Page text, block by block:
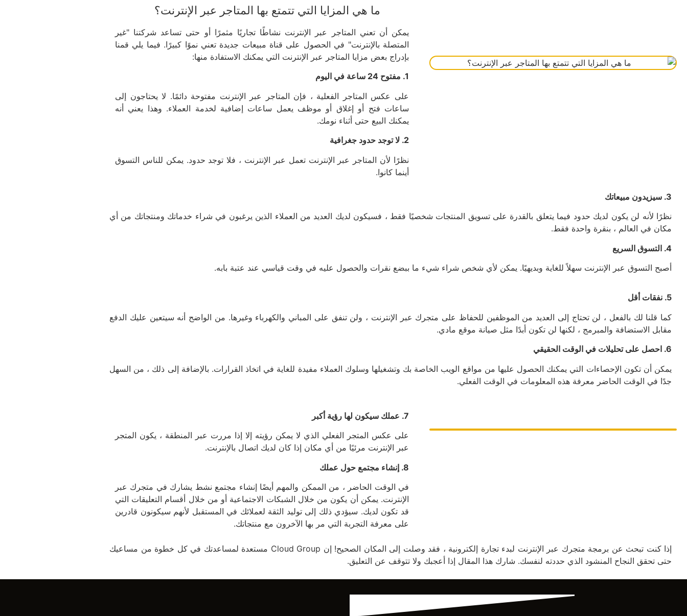
ما هي المزايا التي تتمتع بها المتاجر عبر الإنترنت؟
يمكن أن تعني المتاجر عبر الإنترنت نشاطًا تجاريًا مثمرًا أو حتى تساعد شركتنا "غير
المتصلة بالإنترنت" في الحصول على قناة مبيعات جديدة تعني نموًا كبيرًا. فيما يلي قمنا
بإدراج بعض مزايا المتاجر عبر الإنترنت التي يمكنك الاستفادة منها:
1. مفتوح 24 ساعة في اليوم
على عكس المتاجر الفعلية ، فإن المتاجر عبر الإنترنت مفتوحة دائمًا. لا يحتاجون إلى
ساعات فتح أو إغلاق أو موظف يعمل ساعات إضافية لخدمة العملاء. وهذا يعني أنه
يمكنك البيع حتى أثناء نومك.
2. لا توجد حدود جغرافية
نظرًا لأن المتاجر عبر الإنترنت تعمل عبر الإنترنت ، فلا توجد حدود. يمكن للناس التسوق
أينما كانوا.
3. سيزيدون مبيعاتك
نظرًا لأنه لن يكون لديك حدود فيما يتعلق بالقدرة على تسويق المنتجات شخصيًا فقط ، فسيكون لديك العديد من العملاء الذين يرغبون في شراء خدماتك ومنتجاتك من أي
مكان في العالم ، بنقرة واحدة فقط.
4. التسوق السريع
أصبح التسوق عبر الإنترنت سهلاً للغاية وبديهيًا. يمكن لأي شخص شراء شيء ما ببضع نقرات والحصول عليه في وقت قياسي عند عتبة بابه.
5. نفقات أقل
كما قلنا لك بالفعل ، لن تحتاج إلى العديد من الموظفين للحفاظ على متجرك عبر الإنترنت ، ولن تنفق على المباني والكهرباء وغيرها. من الواضح أنه سيتعين عليك الدفع
مقابل الاستضافة والمبرمج ، لكنها لن تكون أبدًا مثل صيانة موقع مادي.
6. احصل على تحليلات في الوقت الحقيقي
يمكن أن تكون الإحصاءات التي يمكنك الحصول عليها من مواقع الويب الخاصة بك وتشغيلها وسلوك العملاء مفيدة للغاية في اتخاذ القرارات. بالإضافة إلى ذلك ، من السهل
جدًا في الوقت الحاضر معرفة هذه المعلومات في الوقت الفعلي.
7. عملك سيكون لها رؤية أكبر
على عكس المتجر الفعلي الذي لا يمكن رؤيته إلا إذا مررت عبر المنطقة ، يكون المتجر
عبر الإنترنت مرئيًا من أي مكان إذا كان لديك اتصال بالإنترنت.
8. إنشاء مجتمع حول عملك
في الوقت الحاضر ، من الممكن والمهم أيضًا إنشاء مجتمع نشط يشارك في متجرك عبر
الإنترنت. يمكن أن يكون من خلال الشبكات الاجتماعية أو من خلال أقسام التعليقات التي
قد تكون لديك. سيؤدي ذلك إلى توليد الثقة لعملائك في المستقبل لأنهم سيكونون قادرين
على معرفة التجربة التي مر بها الآخرون مع منتجاتك.
إذا كنت تبحث عن برمجة متجرك عبر الإنترنت لبدء تجارة إلكترونية ، فقد وصلت إلى المكان الصحيح! إن Cloud Group مستعدة لمساعدتك في كل خطوة من مساعيك
حتى تحقق النجاح المنشود الذي حددته لنفسك. شارك هذا المقال إذا أعجبك ولا تتوقف عن التعليق.